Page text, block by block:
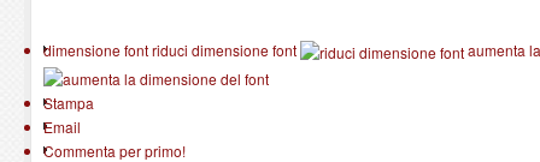
dimensione fontriduci dimensione font aumenta
Stampa
Email
Commenta per primo!